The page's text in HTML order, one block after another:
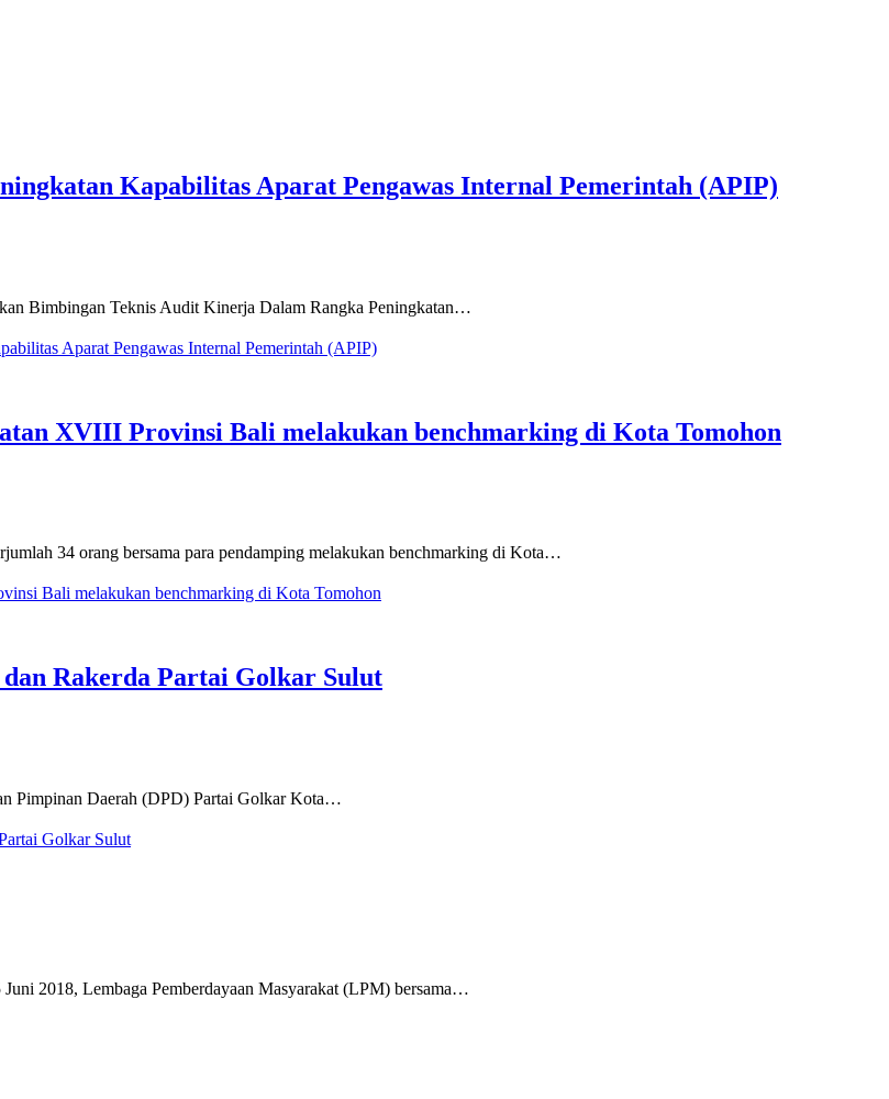
Kapabilitas Aparat Pengawas Internal Pemerintah (APIP)
Bimbingan Teknis Audit Kinerja Dalam Rangka Peningkatan…
Aparat Pengawas Internal Pemerintah (APIP)
XVIII Provinsi Bali melakukan benchmarking di Kota Tomohon
34 orang bersama para pendamping melakukan benchmarking di Kota…
Bali melakukan benchmarking di Kota Tomohon
Rakerda Partai Golkar Sulut
Pimpinan Daerah (DPD) Partai Golkar Kota…
Golkar Sulut
2018, Lembaga Pemberdayaan Masyarakat (LPM) bersama…